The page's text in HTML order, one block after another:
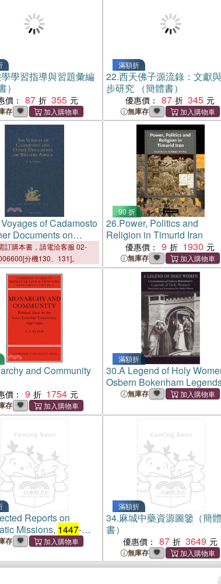
學習指導與習題彙編
）
價： 87 355
存
滿額折
22.西天佛子源流錄：文獻
步研究 （簡體書）
優惠價： 87 345
無庫存
of Cadamosto
Documents on
Africa in the Second
Fifteenth Century
訂購本書，請電洽客服 02-
分機130、131]。
90 折
26.Power, Politics and
Religion in Timurid Iran
優惠價： 9 1930
無庫存
and Community
價： 9 1754
存
滿額折
30.A Legend of Holy
Osbern Bokenham
Holy Women
無庫存
Reports on
Missions, 1447-
Enea Silvio
by Michael von
存
滿額折
34.麻城中藥資源圖鑒（簡體
書）
優惠價： 87 3649
無庫存